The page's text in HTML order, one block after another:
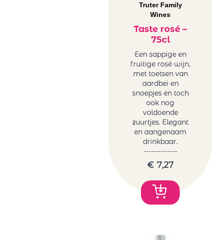
Truter Family
Wines
Taste rosé –
75cl
Een sappige en
fruitige rosé wijn,
met toetsen van
aardbei en
snoepjes en toch
ook nog
voldoende
zuurtjes. Elegant
en aangenaam
drinkbaar.
€ 7,27